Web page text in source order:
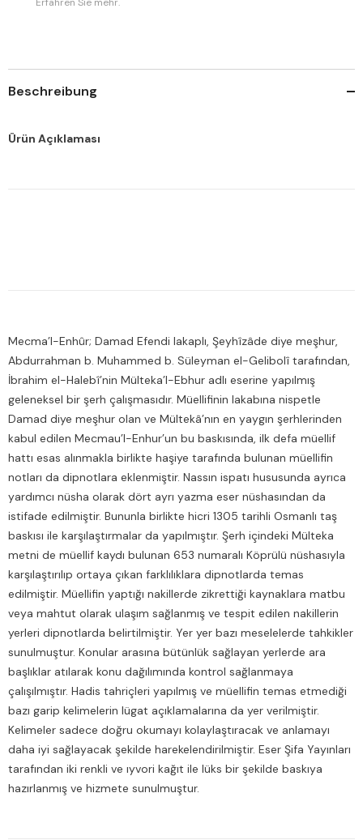
Beschreibung
Ürün Açıklaması
Mecma’l-Enhûr; Damad Efendi lakaplı, Şeyhîzâde diye meşhur,
Abdurrahman b. Muhammed b. Süleyman el-Gelibolî tarafından,
İbrahim el-Halebî’nin Mülteka’l-Ebhur adlı eserine yapılmış
geleneksel bir şerh çalışmasıdır. Müellifinin lakabına nispetle
Damad diye meşhur olan ve Mültekâ’nın en yaygın şerhlerinden
kabul edilen Mecmau’l-Enhur’un bu baskısında, ilk defa müellif
hattı esas alınmakla birlikte haşiye tarafında bulunan müellifin
notları da dipnotlara eklenmiştir. Nassın ispatı hususunda ayrıca
yardımcı nüsha olarak dört ayrı yazma eser nüshasından da
istifade edilmiştir. Bununla birlikte hicri 1305 tarihli Osmanlı taş
baskısı ile karşılaştırmalar da yapılmıştır. Şerh içindeki Mülteka
metni de müellif kaydı bulunan 653 numaralı Köprülü nüshasıyla
karşılaştırılıp ortaya çıkan farklılıklara dipnotlarda temas
edilmiştir. Müellifin yaptığı nakillerde zikrettiği kaynaklara matbu
veya mahtut olarak ulaşım sağlanmış ve tespit edilen nakillerin
yerleri dipnotlarda belirtilmiştir. Yer yer bazı meselelerde tahkikler
sunulmuştur. Konular arasına bütünlük sağlayan yerlerde ara
başlıklar atılarak konu dağılımında kontrol sağlanmaya
çalışılmıştır. Hadis tahriçleri yapılmış ve müellifin temas etmediği
bazı garip kelimelerin lügat açıklamalarına da yer verilmiştir.
Kelimeler sadece doğru okumayı kolaylaştıracak ve anlamayı
daha iyi sağlayacak şekilde harekelendirilmiştir. Eser Şifa Yayınları
tarafından iki renkli ve ıyvori kağıt ile lüks bir şekilde baskıya
hazırlanmış ve hizmete sunulmuştur.